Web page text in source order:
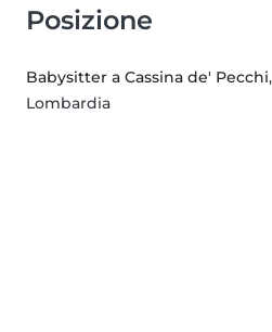
Posizione
Babysitter a Cassina de' Pecchi
Lombardia